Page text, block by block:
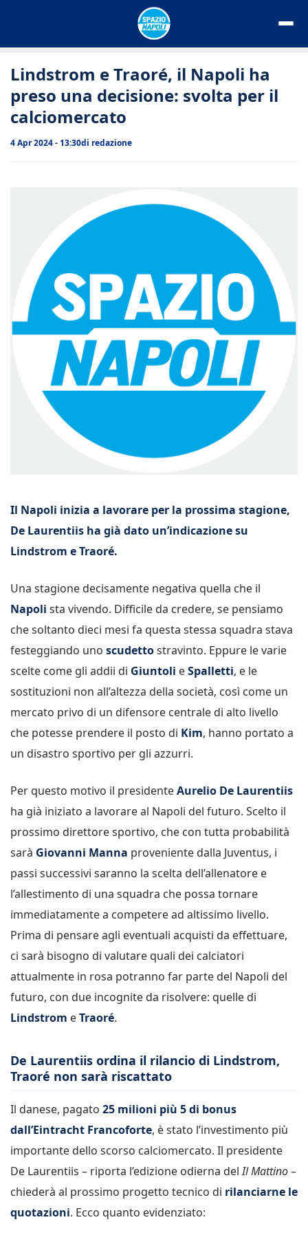
Lindstrom e Traoré, il Napoli ha
preso una decisione: svolta per il
calciomercato
4 Apr 2024 - 13:30di redazione
Il Napoli inizia a lavorare per la prossima stagione,
De Laurentiis ha già dato un’indicazione su
Lindstrom e Traoré.
Una stagione decisamente negativa quella che il
Napoli sta vivendo. Difficile da credere, se pensiamo
che soltanto dieci mesi fa questa stessa squadra stava
festeggiando uno scudettostravinto. Eppure le varie
scelte come gli addii di Giuntoli eSpalletti, e le
sostituzioni non all’altezza della società, così come un
mercato privo di un difensore centrale di alto livello
che potesse prendere il posto di Kim, hanno portato a
un disastro sportivo per gli azzurri.
Per questo motivo il presidenteAurelio De Laurentiis
ha già iniziato a lavorare al Napoli del futuro. Scelto il
prossimo direttore sportivo, che con tutta probabilità
sarà Giovanni Manna proveniente dalla Juventus, i
passi successivi saranno la scelta dell’allenatore e
l’allestimento di una squadra che possa tornare
immediatamente a competere ad altissimo livello.
Prima di pensare agli eventuali acquisti da effettuare,
ci sarà bisogno di valutare quali dei calciatori
attualmente in rosa potranno far parte del Napoli del
futuro, con due incognite da risolvere: quelle di
Lindstrom eTraoré.
De Laurentiis ordina il rilancio di Lindstrom,
Traoré non sarà riscattato
Il danese, pagato 25 milioni più 5 di bonus
dall’Eintracht Francoforte, è stato l’investimento più
importante dello scorso calciomercato. Il presidente
De Laurentiis – riporta l’edizione odierna delIl Mattino–
chiederà al prossimo progetto tecnico di rilanciarne le
quotazioni. Ecco quanto evidenziato: